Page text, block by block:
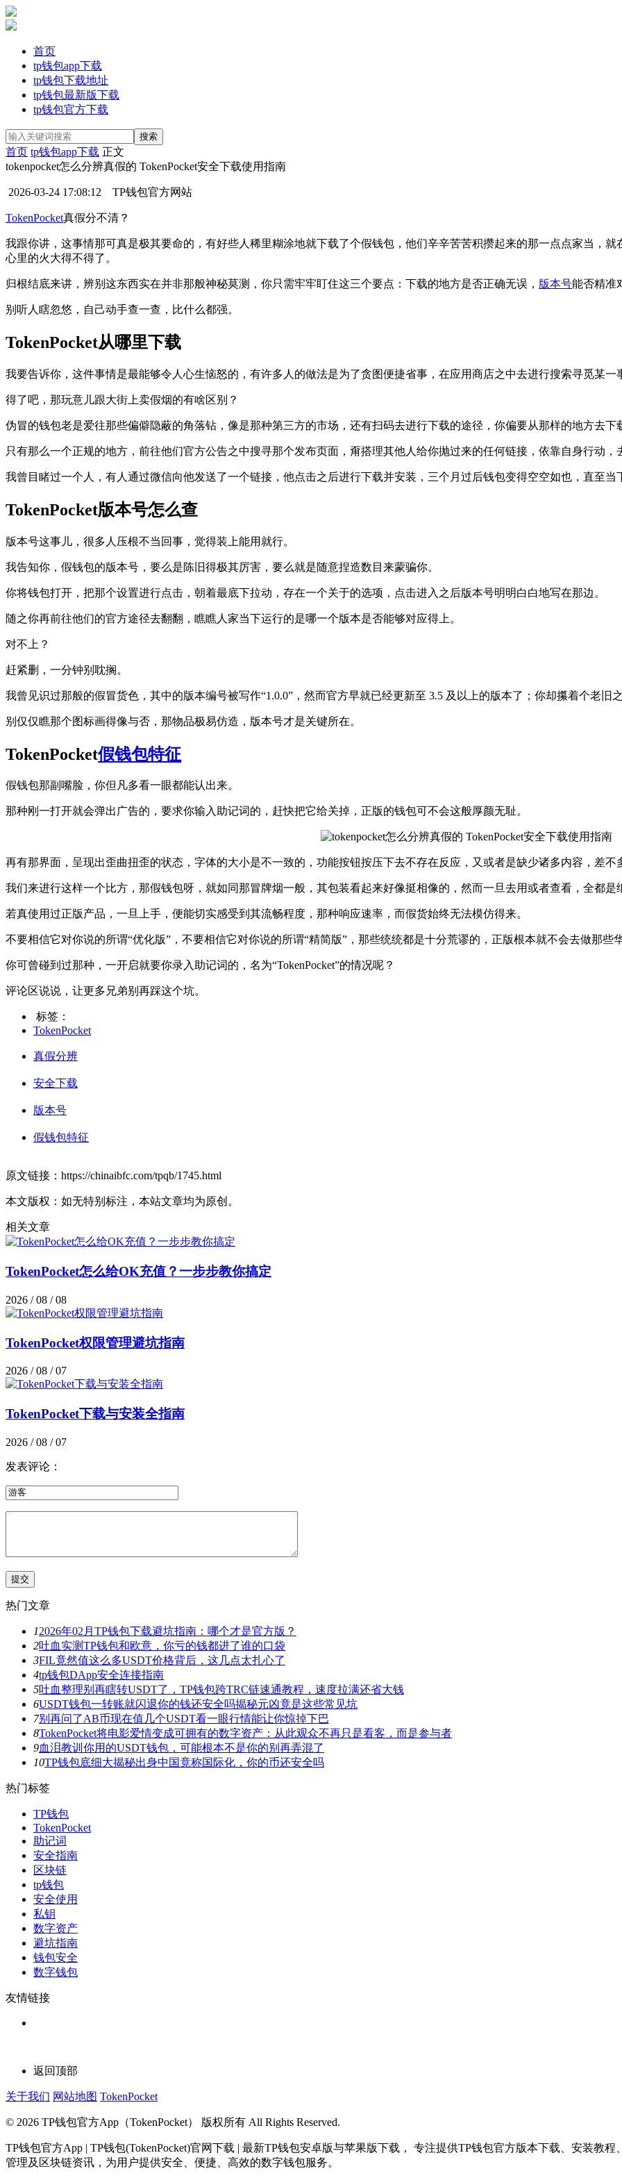
首页
tp钱包app下载
tp钱包下载地址
tp钱包最新版下载
tp钱包官方下载
首页 tp钱包app下载 正文
tokenpocket怎么分辨真假的 TokenPocket安全下载使用指南
2026-03-24 17:08:12 TP钱包官方网站
TokenPocket真假分不清？
我跟你讲，这事情那可真是极其要命的，有好些人稀里糊涂地就下载了个假钱包，他们辛辛苦苦积攒起来的那一点点家当，
心里的火大得不得了。
归根结底来讲，辨别这东西实在并非那般神秘莫测，你只需牢牢盯住这三个要点：下载的地方是否正确无误， 版本号能否精准
别听人瞎忽悠，自己动手查一查，比什么都强。
TokenPocket从哪里下载
我要告诉你，这件事情是最能够令人心生恼怒的，有许多人的做法是为了贪图便捷省事，在应用商店之中去进行搜索寻觅某一
得了吧，那玩意儿跟大街上卖假烟的有啥区别？
伪冒的钱包老是爱往那些偏僻隐蔽的角落钻，像是那种第三方的市场，还有扫码去进行下载的途径，你偏要从那样的地方去下
只有那么一个正规的地方，前往他们官方公告之中搜寻那个发布页面，甭搭理其他人给你抛过来的任何链接，依靠自身行动，
我曾目睹过一个人，有人通过微信向他发送了一个链接，他点击之后进行下载并安装，三个月过后钱包变得空空如也，直至当
TokenPocket版本号怎么查
版本号这事儿，很多人压根不当回事，觉得装上能用就行。
我告知你，假钱包的版本号，要么是陈旧得极其厉害，要么就是随意捏造数目来蒙骗你。
你将钱包打开，把那个设置进行点击，朝着最底下拉动，存在一个关于的选项，点击进入之后版本号明明白白地写在那边。
随之你再前往他们的官方途径去翻翻，瞧瞧人家当下运行的是哪一个版本是否能够对应得上。
对不上？
赶紧删，一分钟别耽搁。
我曾见识过那般的假冒货色，其中的版本编号被写作“1.0.0”，然而官方早就已经更新至 3.5 及以上的版本了；你却攥着个老旧
别仅仅瞧那个图标画得像与否，那物品极易仿造，版本号才是关键所在。
TokenPocket假钱包特征
假钱包那副嘴脸，你但凡多看一眼都能认出来。
那种刚一打开就会弹出广告的，要求你输入助记词的，赶快把它给关掉，正版的钱包可不会这般厚颜无耻。
再有那界面，呈现出歪曲扭歪的状态，字体的大小是不一致的，功能按钮按压下去不存在反应，又或者是缺少诸多内容，差不
我们来进行这样一个比方，那假钱包呀，就如同那冒牌烟一般，其包装看起来好像挺相像的，然而一旦去用或者查看，全都是
若真使用过正版产品，一旦上手，便能切实感受到其流畅程度，那种响应速率，而假货始终无法模仿得来。
不要相信它对你说的所谓“优化版”，不要相信它对你说的所谓“精简版”，那些统统都是十分荒谬的，正版根本就不会去做那些
你可曾碰到过那种，一开启就要你录入助记词的，名为“TokenPocket”的情况呢？
评论区说说，让更多兄弟别再踩这个坑。
标签：
TokenPocket
真假分辨
安全下载
版本号
假钱包特征
原文链接：https://chinaibfc.com/tpqb/1745.html
本文版权：如无特别标注，本站文章均为原创。
相关文章
TokenPocket怎么给OK充值？一步步教你搞定
2026 / 08 / 08
TokenPocket权限管理避坑指南
2026 / 08 / 07
TokenPocket下载与安装全指南
2026 / 08 / 07
发表评论：
热门文章
12026年02月TP钱包下载避坑指南：哪个才是官方版？
2吐血实测TP钱包和欧意，你亏的钱都进了谁的口袋
3FIL竟然值这么多USDT价格背后，这几点太扎心了
4tp钱包DApp安全连接指南
5吐血整理别再瞎转USDT了，TP钱包跨TRC链速通教程，速度拉满还省大钱
6USDT钱包一转账就闪退你的钱还安全吗揭秘元凶竟是这些常见坑
7别再问了AB币现在值几个USDT看一眼行情能让你惊掉下巴
8TokenPocket将电影爱情变成可拥有的数字资产：从此观众不再只是看客，而是参与者
9血泪教训你用的USDT钱包，可能根本不是你的别再弄混了
10TP钱包底细大揭秘出身中国竟称国际化，你的币还安全吗
热门标签
TP钱包
TokenPocket
助记词
安全指南
区块链
tp钱包
安全使用
私钥
数字资产
避坑指南
钱包安全
数字钱包
友情链接
返回顶部
关于我们 网站地图 TokenPocket
© 2026 TP钱包官方App（TokenPocket） 版权所有 All Rights Reserved.
TP钱包官方App | TP钱包(TokenPocket)官网下载 | 最新TP钱包安卓版与苹果版下载， 专注提供TP钱包官方版本下载、安装教
管理及区块链资讯，为用户提供安全、便捷、高效的数字钱包服务。